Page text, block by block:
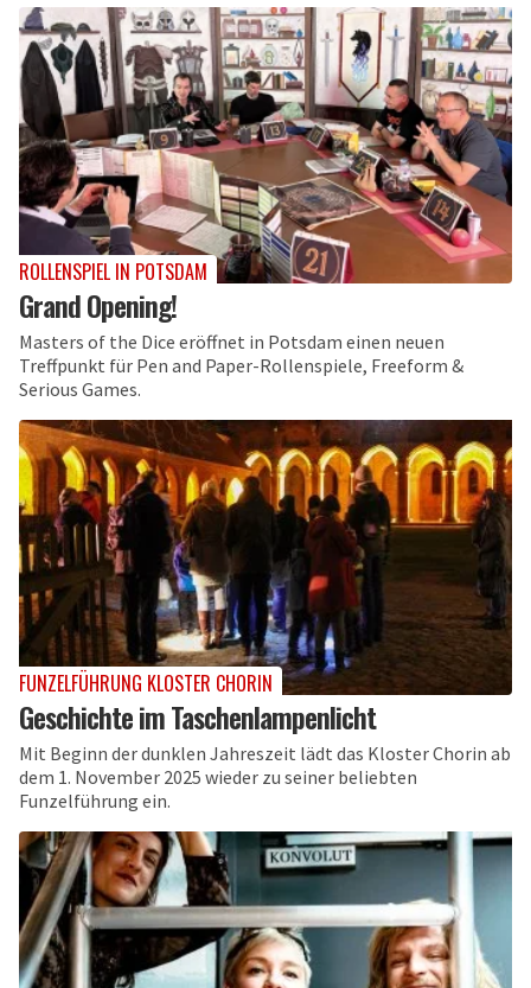
ROLLENSPIEL IN POTSDAM
Grand Opening!
Masters of the Dice eröffnet in Potsdam einen neuen
Treffpunkt für Pen and Paper-Rollenspiele, Freeform &
Serious Games.
FUNZELFÜHRUNG KLOSTER CHORIN
Geschichte im Taschenlampenlicht
Mit Beginn der dunklen Jahreszeit lädt das Kloster Chorin ab
dem 1. November 2025 wieder zu seiner beliebten
Funzelführung ein.